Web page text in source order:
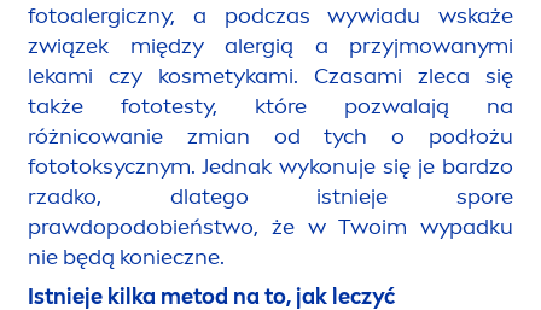
fotoalergiczny, a podczas wywiadu wskaże
związek między alergią a przyjmowanymi
lekami czy kosmetykami. Czasami zleca się
także fototesty, które pozwalają na
różnicowanie zmian od tych o podłożu
fototoksycznym. Jednak wykonuje się je bardzo
rzadko, dlatego istnieje spore
prawdopodobieństwo, że w Twoim wypadku
nie będą konieczne.
Istnieje kilka metod na to, jak leczyć